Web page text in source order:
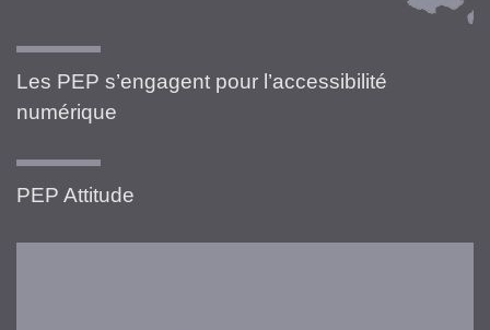
Les PEP s’engagent pour l’accessibilité
numérique
PEP Attitude